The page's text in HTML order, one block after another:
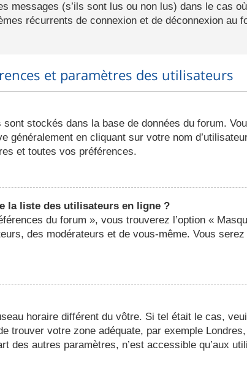
messages (s’ils sont lus ou non lus) dans le cas
récurrents de connexion et de déconnexion au
et paramètres des utilisateurs
stockés dans la base de données du forum.
généralement en cliquant sur votre nom
et toutes vos préférences.
la liste des utilisateurs en ligne ?
du forum », vous trouverez l’option «
des modérateurs et de vous-même. Vous
horaire différent du vôtre. Si tel était le cas,
trouver votre zone adéquate, par exemple
des autres paramètres, n’est accessible qu’aux